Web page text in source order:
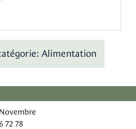
Alimentation
72 78